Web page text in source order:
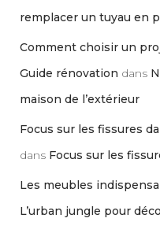
remplacer un tuyau en
Comment choisir un
Guide rénovation dans
maison de l’extérieur
Focus sur les fissures
dans Focus sur les
Les meubles
L’urban jungle pour